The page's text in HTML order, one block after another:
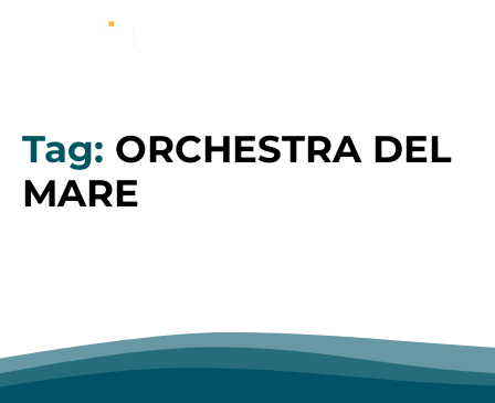
Tag: ORCHESTRA DEL
MARE